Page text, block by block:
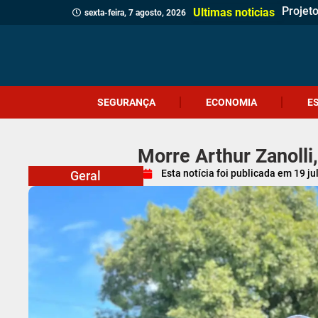
sexta-feira, 7 agosto, 2026 Ultimas noticias Dia
Corpo
Içara
Idosa
SEGURANÇA ECONOMIA
Morre Arthur
Geral Esta notícia foi publicada em 19